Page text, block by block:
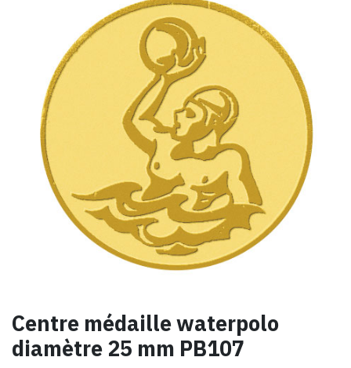
Centre médaille waterpolo
diamètre 25 mm PB107